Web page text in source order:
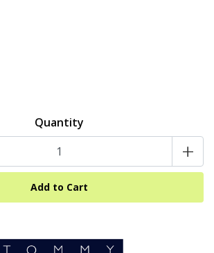
Quantity
+